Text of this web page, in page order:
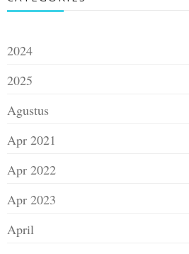
2024
2025
Agustus
Apr 2021
Apr 2022
Apr 2023
April